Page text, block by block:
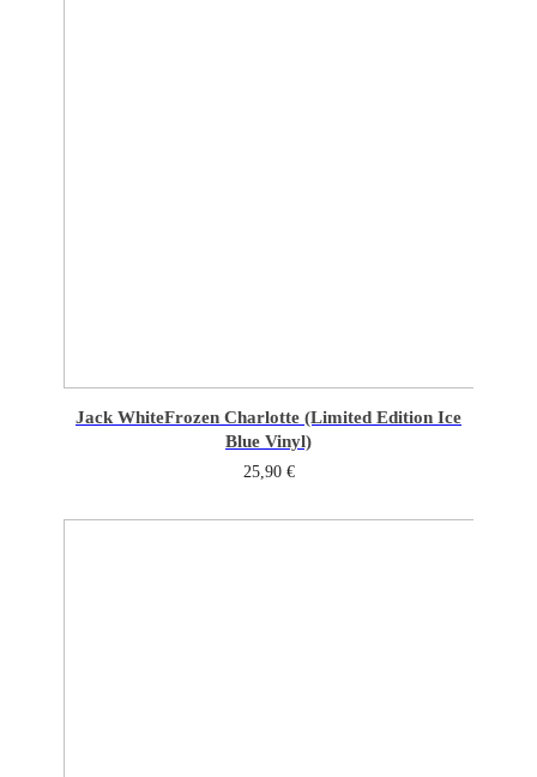
Jack WhiteFrozen Charlotte (Limited Edition Ice
Blue Vinyl)
25,90 €